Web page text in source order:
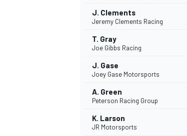
J. Clements
Jeremy Clements Racing
T. Gray
Joe Gibbs Racing
J. Gase
Joey Gase Motorsports
A. Green
Peterson Racing Group
K. Larson
JR Motorsports